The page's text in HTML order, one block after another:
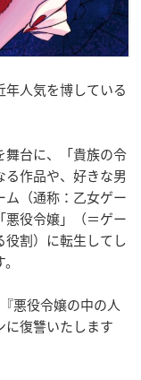
年人気を博している
舞台に、「貴族の令
作品や、好きな男
（通称：乙女ゲー
役令嬢」（＝ゲー
割）に転生してし
悪役令嬢の中の人
復讐いたします